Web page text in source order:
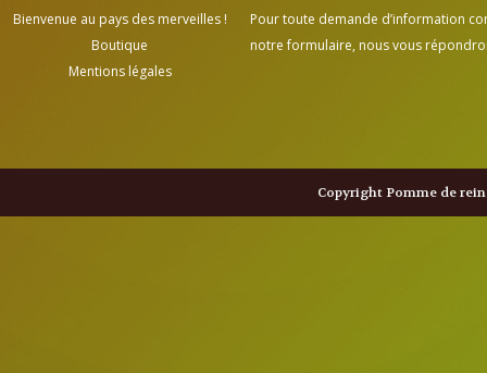
Bienvenue au pays des merveilles !
Boutique
Mentions légales
Pour toute demande d’information
notre formulaire, nous vous
Copyright Pomme de